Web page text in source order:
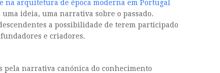
na arquitetura de época moderna em Portugal
uma ideia, uma narrativa sobre o passado.
a possibilidade de terem participado
e criadores.
pela narrativa canónica do conhecimento